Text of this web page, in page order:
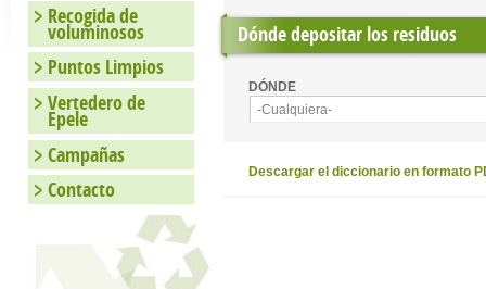
Dónde depositar los residuos
DÓNDE
-Cualquiera-
Descargar el diccionario en formato
Recogida de
voluminosos
Puntos Limpios
Vertedero de
Epele
Campañas
Contacto